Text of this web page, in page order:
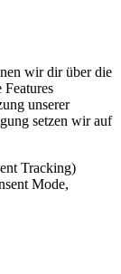
wir dir über die
Features
unserer
setzen wir auf
Tracking)
Mode,